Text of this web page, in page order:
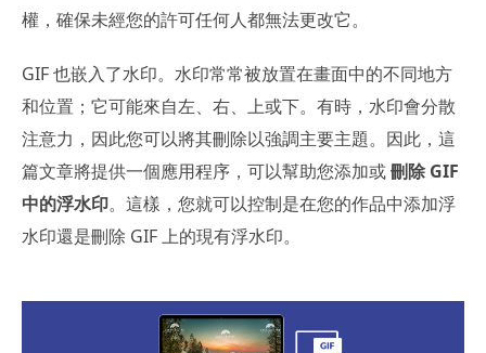
權，確保未經您的許可任何人都無法更改它。
GIF 也嵌入了水印。水印常常被放置在畫面中的不同地方
和位置；它可能來自左、右、上或下。有時，水印會分散
注意力，因此您可以將其刪除以強調主要主題。因此，這
篇文章將提供一個應用程序，可以幫助您添加或刪除 GIF
中的浮水印。這樣，您就可以控制是在您的作品中添加浮
水印還是刪除 GIF 上的現有浮水印。